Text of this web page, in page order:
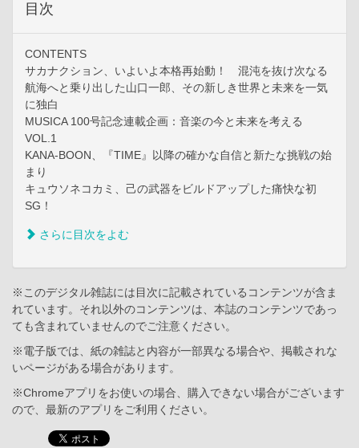
目次
CONTENTS
サカナクション、いよいよ本格再始動！ 混沌を抜け次なる
航海へと乗り出した山口一郎、その新しき世界と未来を一気
に独白
MUSICA 100号記念連載企画：音楽の今と未来を考える
VOL.1
KANA-BOON、『TIME』以降の確かな自信と新たな挑戦の始
まり
キュウソネコカミ、己の武器をビルドアップした痛快な初
SG！
さらに目次をよむ
※このデジタル雑誌には目次に記載されているコンテンツが含ま
れています。それ以外のコンテンツは、本誌のコンテンツであっ
ても含まれていませんのでご注意ください。
※電子版では、紙の雑誌と内容が一部異なる場合や、掲載されな
いページがある場合があります。
※Chromeアプリをお使いの場合、購入できない場合がございます
ので、最新のアプリをご利用ください。